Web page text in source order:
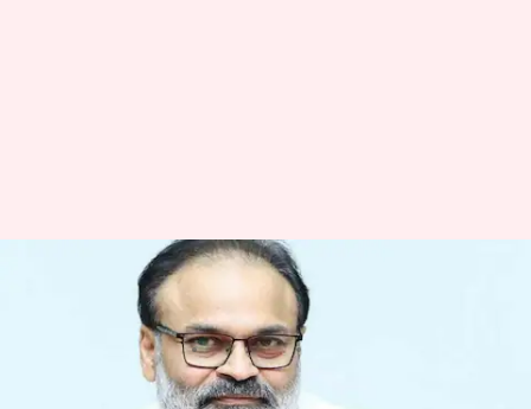
పవన్ కళ్యాణ్ అప్పులపై నాగబాబు
మాటలు వైరల్
Sriram Pranateja Feb 01, 2023